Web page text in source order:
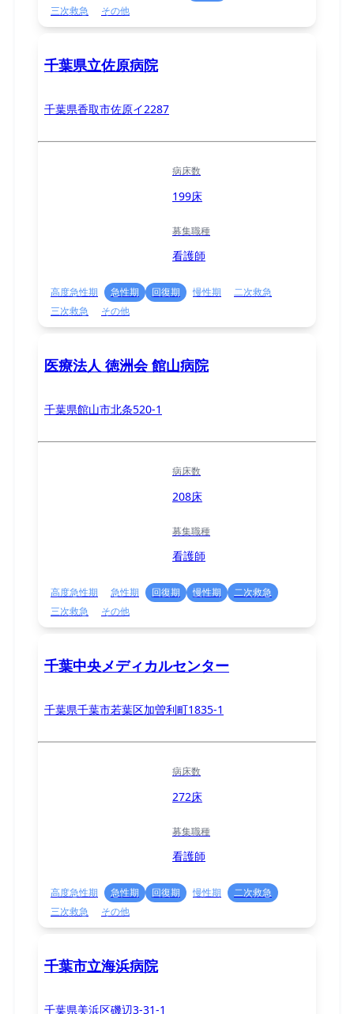
三次救急
その他
千葉県立佐原病院
千葉県香取市佐原イ2287
病床数
199床
募集職種
看護師
高度急性期 急性期 回復期 慢性期
二次救急
三次救急
その他
医療法人 徳洲会 館山病院
千葉県館山市北条520-1
病床数
208床
募集職種
看護師
高度急性期 急性期 回復期 慢性期
二次救急
三次救急
その他
千葉中央メディカルセンター
千葉県千葉市若葉区加曽利町1835-1
病床数
272床
募集職種
看護師
高度急性期 急性期 回復期 慢性期
二次救急
三次救急
その他
千葉市立海浜病院
千葉県美浜区磯辺3-31-1